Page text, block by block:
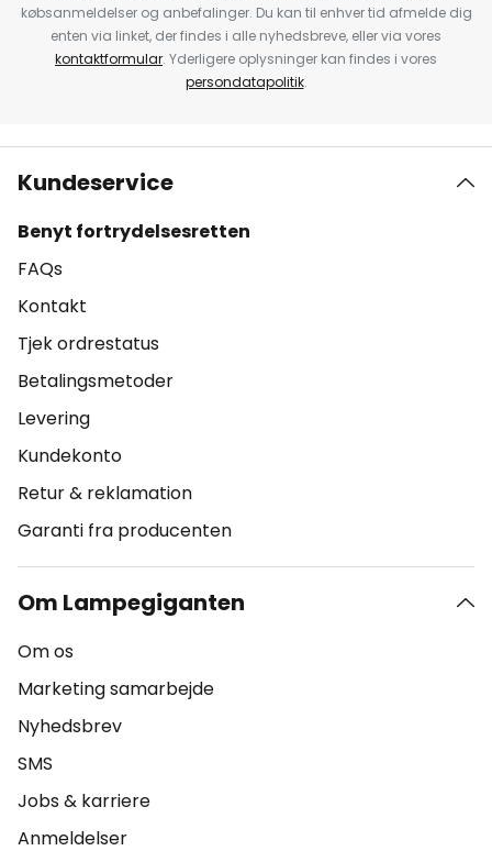
købsanmeldelser og anbefalinger. Du kan til enhver tid afmelde dig
enten via linket, der findes i alle nyhedsbreve, eller via vores
kontaktformular. Yderligere oplysninger kan findes i vores
persondatapolitik.
Kundeservice
Benyt fortrydelsesretten
FAQs
Kontakt
Tjek ordrestatus
Betalingsmetoder
Levering
Kundekonto
Retur & reklamation
Garanti fra producenten
Om Lampegiganten
Om os
Marketing samarbejde
Nyhedsbrev
SMS
Jobs & karriere
Anmeldelser